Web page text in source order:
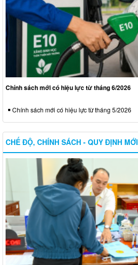
Chính sách mới có hiệu lực từ tháng 6/2026
Chính sách mới có hiệu lực từ tháng 5/2026
CHẾ ĐỘ, CHÍNH SÁCH - QUY ĐỊNH MỚI